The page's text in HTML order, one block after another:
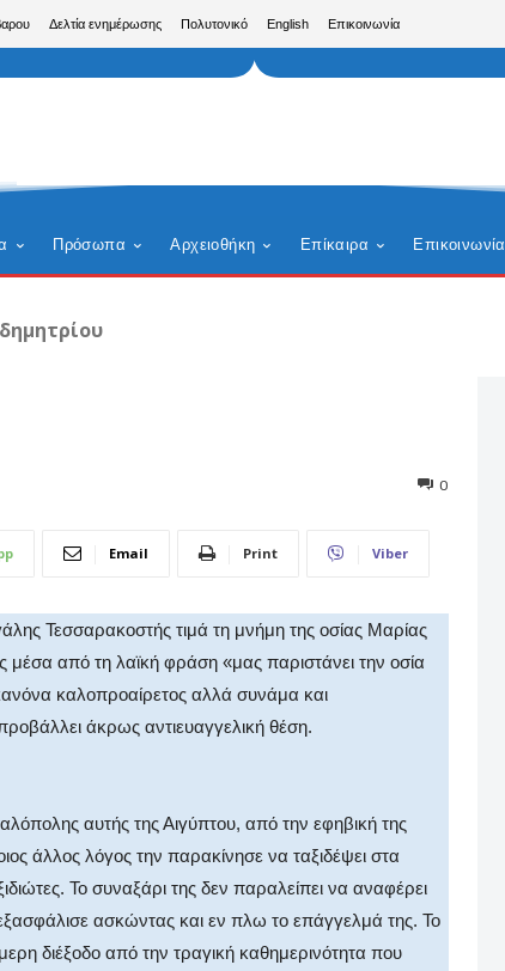
Δελτία ενημέρωσης Πολυτονικό English Επικοινωνία
Πρόσωπα Αρχειοθήκη Επίκαιρα Επικοινωνία
0
Email Print Viber
Τεσσαρακοστής τιμά τη μνήμη της οσίας Μαρίας
μέσα από τη λαϊκή φράση «μας παριστάνει την οσία
καλοπροαίρετος αλλά συνάμα και
άκρως αντιευαγγελική θέση.
αυτής της Αιγύπτου, από την εφηβική της
άλλος λόγος την παρακίνησε να ταξιδέψει στα
Το συναξάρι της δεν παραλείπει να αναφέρει
ασκώντας και εν πλω το επάγγελμά της. Το
διέξοδο από την τραγική καθημερινότητα που